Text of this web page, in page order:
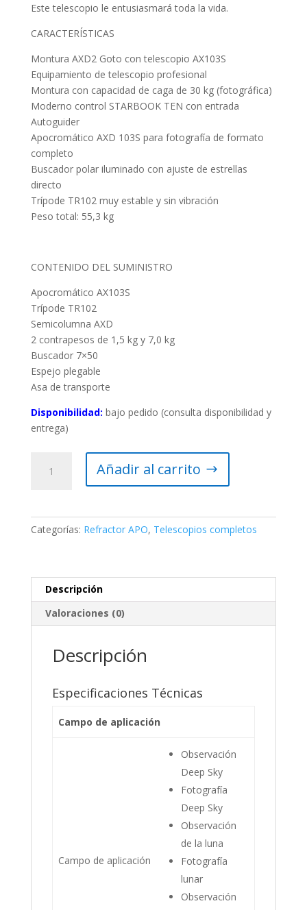
Este telescopio le entusiasmará toda la vida.
CARACTERÍSTICAS
Montura AXD2 Goto con telescopio AX103S
Equipamiento de telescopio profesional
Montura con capacidad de caga de 30 kg (fotográfica)
Moderno control STARBOOK TEN con entrada
Autoguider
Apocromático AXD 103S para fotografía de formato
completo
Buscador polar iluminado con ajuste de estrellas
directo
Trípode TR102 muy estable y sin vibración
Peso total: 55,3 kg
CONTENIDO DEL SUMINISTRO
Apocromático AX103S
Trípode TR102
Semicolumna AXD
2 contrapesos de 1,5 kg y 7,0 kg
Buscador 7×50
Espejo plegable
Asa de transporte
Disponibilidad: bajo pedido (consulta disponibilidad y
entrega)
Vixen
Montura
cantidad
Añadir al carrito
Categorías: Refractor APO, Telescopios completos
Descripción
Valoraciones (0)
Descripción
Especificaciones Técnicas
Campo de aplicación
Campo de aplicación
Observación
Deep Sky
Fotografía
Deep Sky
Observación
de la luna
Fotografía
lunar
Observación